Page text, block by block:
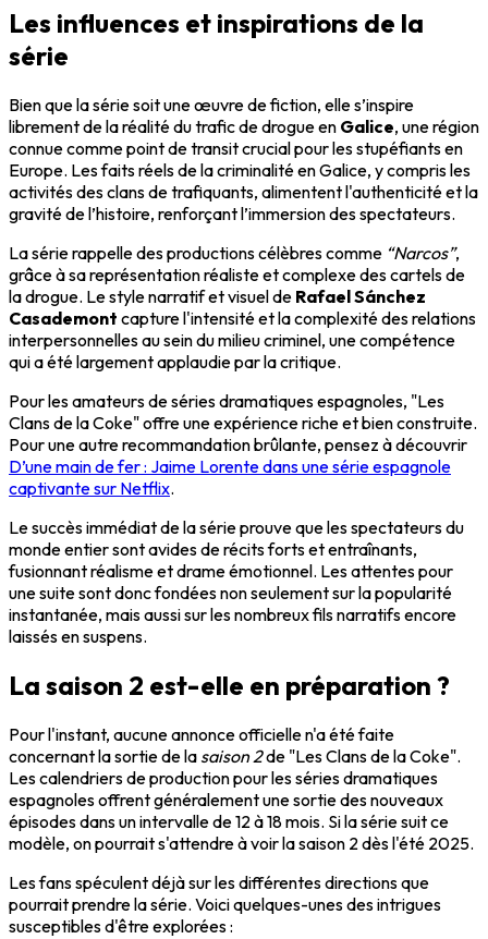
Les influences et inspirations de la
série
Bien que la série soit une œuvre de fiction, elle s’inspire
librement de la réalité du trafic de drogue en Galice, une région
connue comme point de transit crucial pour les stupéfiants en
Europe. Les faits réels de la criminalité en Galice, y compris les
activités des clans de trafiquants, alimentent l'authenticité et la
gravité de l’histoire, renforçant l’immersion des spectateurs.
La série rappelle des productions célèbres comme “Narcos”,
grâce à sa représentation réaliste et complexe des cartels de
la drogue. Le style narratif et visuel de Rafael Sánchez
Casademont capture l'intensité et la complexité des relations
interpersonnelles au sein du milieu criminel, une compétence
qui a été largement applaudie par la critique.
Pour les amateurs de séries dramatiques espagnoles, "Les
Clans de la Coke" offre une expérience riche et bien construite.
Pour une autre recommandation brûlante, pensez à découvrir
D’une main de fer : Jaime Lorente dans une série espagnole
captivante sur Netflix.
Le succès immédiat de la série prouve que les spectateurs du
monde entier sont avides de récits forts et entraînants,
fusionnant réalisme et drame émotionnel. Les attentes pour
une suite sont donc fondées non seulement sur la popularité
instantanée, mais aussi sur les nombreux fils narratifs encore
laissés en suspens.
La saison 2 est-elle en préparation ?
Pour l'instant, aucune annonce officielle n'a été faite
concernant la sortie de la saison 2de "Les Clans de la Coke".
Les calendriers de production pour les séries dramatiques
espagnoles offrent généralement une sortie des nouveaux
épisodes dans un intervalle de 12 à 18 mois. Si la série suit ce
modèle, on pourrait s'attendre à voir la saison 2 dès l'été 2025.
Les fans spéculent déjà sur les différentes directions que
pourrait prendre la série. Voici quelques-unes des intrigues
susceptibles d'être explorées :